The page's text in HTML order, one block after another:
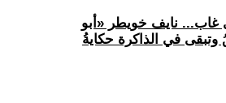
غاب... نايف خويطر «أبو
في الذاكرة حكايةُ